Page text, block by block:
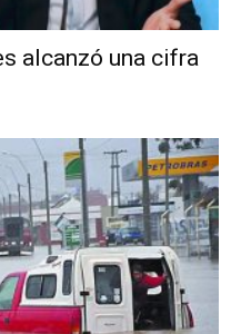
alcanzó una cifra